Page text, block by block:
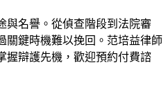
與名譽。從偵查階段到法院審
關鍵時機難以挽回。 范培益律師
握辯護先機，歡迎預約付費諮